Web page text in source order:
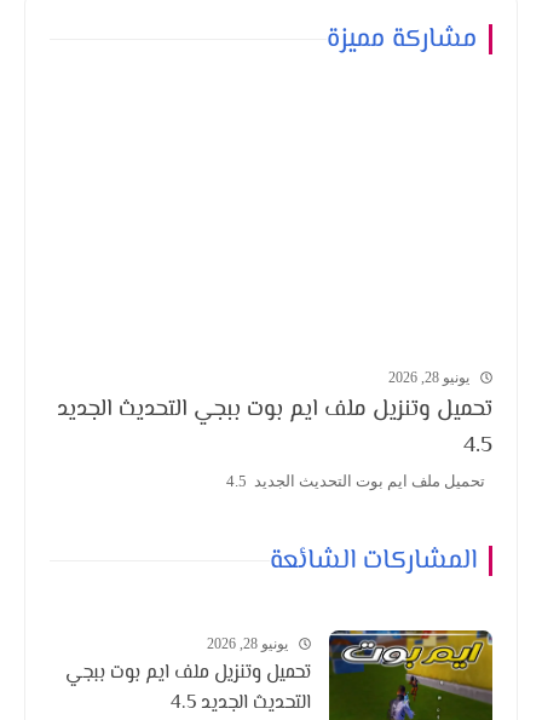
مشاركة مميزة
يونيو 28, 2026
تحميل وتنزيل ملف ايم بوت ببجي التحديث الجديد
4.5
تحميل ملف ايم بوت التحديث الجديد 4.5
المشاركات الشائعة
يونيو 28, 2026
تحميل وتنزيل ملف ايم بوت ببجي
التحديث الجديد 4.5